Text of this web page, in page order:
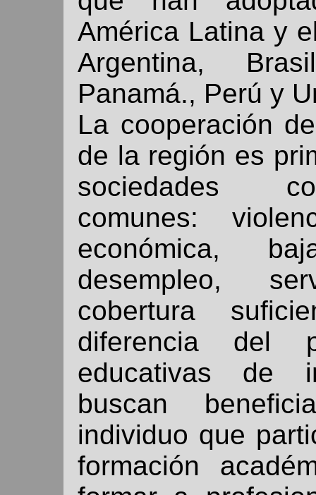
América Latina y
Argentina,
Panamá., Perú y
La cooperación
de la región es
sociedades
comunes:
económica,
desempleo,
cobertura
diferencia del
educativas de
buscan
individuo que
formación